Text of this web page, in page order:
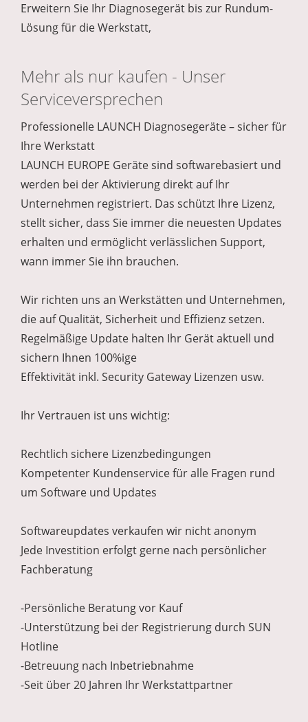
Erweitern Sie Ihr Diagnosegerät bis zur Rundum-
Lösung für die Werkstatt,
Mehr als nur kaufen - Unser
Serviceversprechen
Professionelle LAUNCH Diagnosegeräte – sicher für
Ihre Werkstatt
LAUNCH EUROPE Geräte sind softwarebasiert und
werden bei der Aktivierung direkt auf Ihr
Unternehmen registriert. Das schützt Ihre Lizenz,
stellt sicher, dass Sie immer die neuesten Updates
erhalten und ermöglicht verlässlichen Support,
wann immer Sie ihn brauchen.
Wir richten uns an Werkstätten und Unternehmen,
die auf Qualität, Sicherheit und Effizienz setzen.
Regelmäßige Update halten Ihr Gerät aktuell und
sichern Ihnen 100%ige
Effektivität inkl. Security Gateway Lizenzen usw.
Ihr Vertrauen ist uns wichtig:
Rechtlich sichere Lizenzbedingungen
Kompetenter Kundenservice für alle Fragen rund
um Software und Updates
Softwareupdates verkaufen wir nicht anonym
Jede Investition erfolgt gerne nach persönlicher
Fachberatung
-Persönliche Beratung vor Kauf
-Unterstützung bei der Registrierung durch SUN
Hotline
-Betreuung nach Inbetriebnahme
-Seit über 20 Jahren Ihr Werkstattpartner